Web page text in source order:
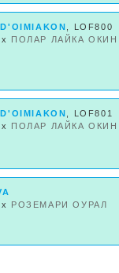
, LOF800
x ПОЛАР ЛАЙКА
, LOF801
x ПОЛАР ЛАЙКА
x РОЗЕМАРИ ОУРАЛ